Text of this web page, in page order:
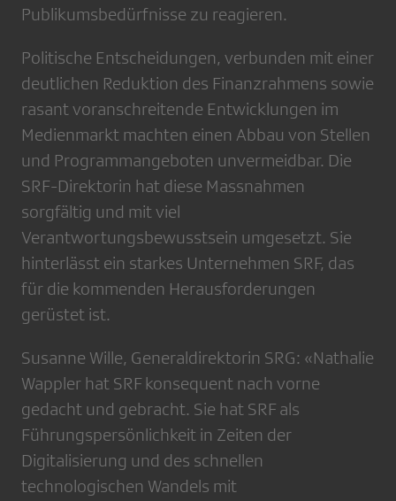
Publikumsbedürfnisse zu reagieren.
Politische Entscheidungen, verbunden mit einer
deutlichen Reduktion des Finanzrahmens sowie
rasant voranschreitende Entwicklungen im
Medienmarkt machten einen Abbau von Stellen
und Programmangeboten unvermeidbar. Die
SRF-Direktorin hat diese Massnahmen
sorgfältig und mit viel
Verantwortungsbewusstsein umgesetzt. Sie
hinterlässt ein starkes Unternehmen SRF, das
für die kommenden Herausforderungen
gerüstet ist.
Susanne Wille, Generaldirektorin SRG: «Nathalie
Wappler hat SRF konsequent nach vorne
gedacht und gebracht. Sie hat SRF als
Führungspersönlichkeit in Zeiten der
Digitalisierung und des schnellen
technologischen Wandels mit